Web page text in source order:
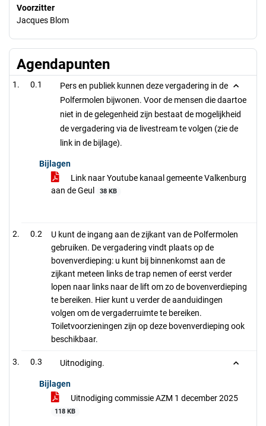
Voorzitter
Jacques Blom
Agendapunten
0.1
Pers en publiek kunnen deze vergadering in de
Polfermolen bijwonen. Voor de mensen die daartoe
niet in de gelegenheid zijn bestaat de mogelijkheid
de vergadering via de livestream te volgen (zie de
link in de bijlage).
Bijlagen
Link naar Youtube kanaal gemeente Valkenburg
aan de Geul
38 KB
0.2
U kunt de ingang aan de zijkant van de Polfermolen
gebruiken. De vergadering vindt plaats op de
bovenverdieping: u kunt bij binnenkomst aan de
zijkant meteen links de trap nemen of eerst verder
lopen naar links naar de lift om zo de bovenverdieping
te bereiken. Hier kunt u verder de aanduidingen
volgen om de vergaderruimte te bereiken.
Toiletvoorzieningen zijn op deze bovenverdieping ook
beschikbaar.
0.3 Uitnodiging.
Bijlagen
Uitnodiging commissie AZM 1 december 2025
118 KB